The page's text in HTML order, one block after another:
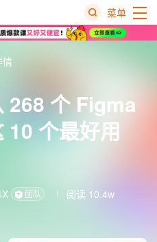
菜单
268 个 Figma
10 个最好用
团队
阅读 10.4w
情